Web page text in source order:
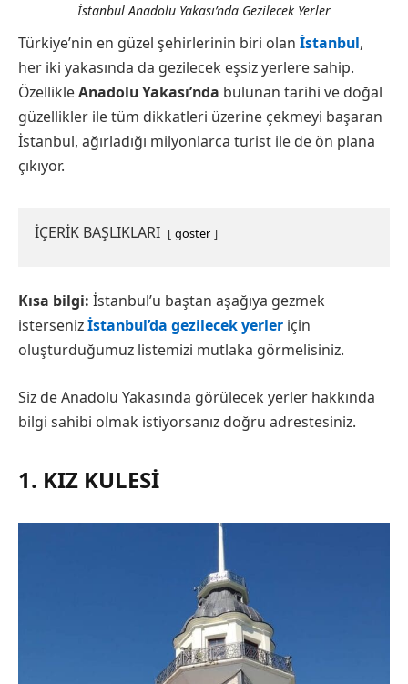
İstanbul Anadolu Yakası’nda Gezilecek Yerler
Türkiye’nin en güzel şehirlerinin biri olan İstanbul,
her iki yakasında da gezilecek eşsiz yerlere sahip.
ÖzellikleAnadolu Yakası’nda bulunan tarihi ve doğal
güzellikler ile tüm dikkatleri üzerine çekmeyi başaran
İstanbul, ağırladığı milyonlarca turist ile de ön plana
çıkıyor.
İÇERİK BAŞLIKLARI göster
Kısa bilgi: İstanbul’u baştan aşağıya gezmek
istersenizİstanbul’da gezilecek yerler için
oluşturduğumuz listemizi mutlaka görmelisiniz.
Siz de Anadolu Yakasında görülecek yerler hakkında
bilgi sahibi olmak istiyorsanız doğru adrestesiniz.
1. KIZ KULESI